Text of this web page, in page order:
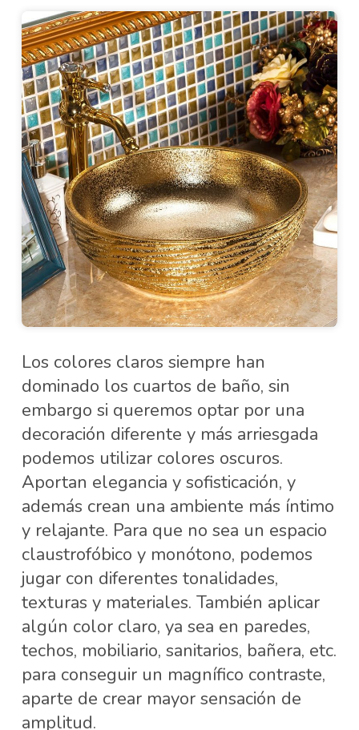
Los colores claros siempre han
dominado los cuartos de baño, sin
embargo si queremos optar por una
decoración diferente y más arriesgada
podemos utilizar colores oscuros.
Aportan elegancia y sofisticación, y
además crean una ambiente más íntimo
y relajante. Para que no sea un espacio
claustrofóbico y monótono, podemos
jugar con diferentes tonalidades,
texturas y materiales. También aplicar
algún color claro, ya sea en paredes,
techos, mobiliario, sanitarios, bañera, etc.
para conseguir un magnífico contraste,
aparte de crear mayor sensación de
amplitud.